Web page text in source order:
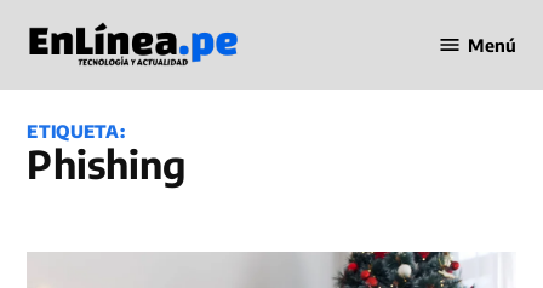
contenido
en Línea
Menú
ETIQUETA:
Phishing